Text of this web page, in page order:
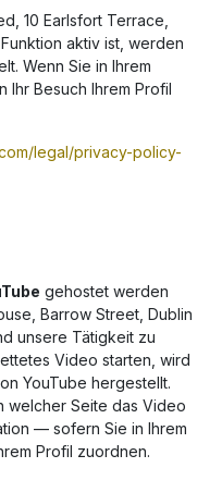
10 Earlsfort Terrace,
aktiv ist, werden
Wenn Sie in Ihrem
Ihr Besuch Ihrem Profil
legal/privacy-policy-
gehostet werden
Barrow Street, Dublin
unsere Tätigkeit zu
Video starten, wird
YouTube hergestellt.
welcher Seite das Video
— sofern Sie in Ihrem
Profil zuordnen.